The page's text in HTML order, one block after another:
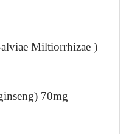
Miltiorrhizae )
70mg